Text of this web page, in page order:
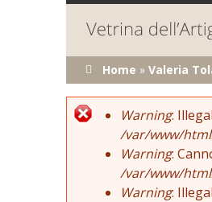
Tu sei qui
Home » Valeria
Error
Warning:
/var/www/
Warning:
/var/www/
Warning: